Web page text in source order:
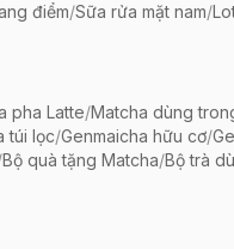
điểm/Sữa rửa mặt nam/
pha Latte/Matcha dùng
túi lọc/Genmaicha hữu cơ/
Bộ quà tặng Matcha/Bộ trà